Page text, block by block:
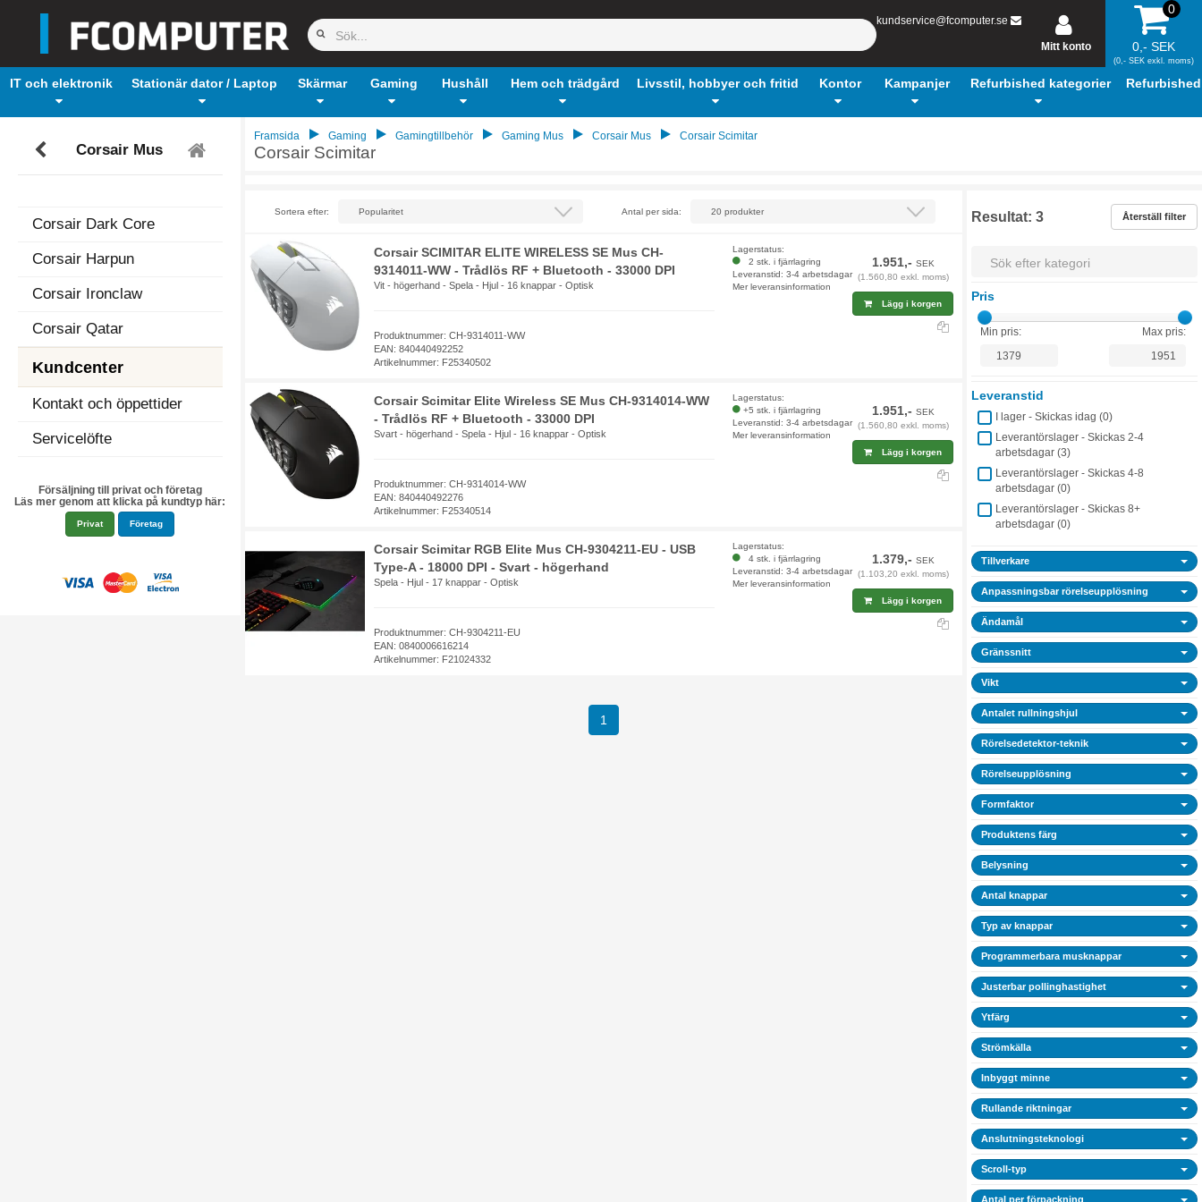
kundservice@fcomputer.se
Mitt konto
0
0,- SEK
(0,- SEK exkl. moms)
IT och elektronik Stationär dator / Laptop Skärmar Gaming Hushåll Hem och trädgård Livsstil, hobbyer och fritid Kontor Kampanjer Refurbished kategorier Refurbished
Corsair Mus
Corsair Dark Core
Corsair Harpun
Corsair Ironclaw
Corsair Qatar
Kundcenter
Kontakt och öppettider
Servicelöfte
Försäljning till privat och företag
Läs mer genom att klicka på kundtyp här:
Privat Företag
Framsida Gaming Gamingtillbehör Gaming Mus Corsair Mus Corsair Scimitar
Corsair Scimitar
Resultat:3 Återställ filter
Pris
Min pris: Max pris:
Leveranstid
I lager - Skickas idag (0)
Leverantörslager - Skickas 2-4
arbetsdagar (3)
Leverantörslager - Skickas 4-8
arbetsdagar (0)
Leverantörslager - Skickas 8+
arbetsdagar (0)
Tillverkare
Anpassningsbar rörelseupplösning
Ändamål
Gränssnitt
Vikt
Antalet rullningshjul
Rörelsedetektor-teknik
Rörelseupplösning
Formfaktor
Produktens färg
Belysning
Antal knappar
Typ av knappar
Programmerbara musknappar
Justerbar pollinghastighet
Ytfärg
Strömkälla
Inbyggt minne
Rullande riktningar
Anslutningsteknologi
Scroll-typ
Antal per förpackning
Sortera efter: Antal per sida:
Corsair SCIMITAR ELITE WIRELESS SE Mus CH-
9314011-WW - Trådlös RF + Bluetooth - 33000 DPI
Vit - högerhand - Spela - Hjul - 16 knappar - Optisk
Produktnummer: CH-9314011-WW
EAN: 840440492252
Artikelnummer: F25340502
Lagerstatus:
2 stk. i fjärrlagring
Leveranstid: 3-4 arbetsdagar
Mer leveransinformation
1.951,- SEK
(1.560,80 exkl. moms)
Lägg i korgen
Corsair Scimitar Elite Wireless SE Mus CH-9314014-WW
- Trådlös RF + Bluetooth - 33000 DPI
Svart - högerhand - Spela - Hjul - 16 knappar - Optisk
Produktnummer: CH-9314014-WW
EAN: 840440492276
Artikelnummer: F25340514
Lagerstatus:
+5 stk. i fjärrlagring
Leveranstid: 3-4 arbetsdagar
Mer leveransinformation
1.951,- SEK
(1.560,80 exkl. moms)
Lägg i korgen
Corsair Scimitar RGB Elite Mus CH-9304211-EU - USB
Type-A - 18000 DPI - Svart - högerhand
Spela - Hjul - 17 knappar - Optisk
Produktnummer: CH-9304211-EU
EAN: 0840006616214
Artikelnummer: F21024332
Lagerstatus:
4 stk. i fjärrlagring
Leveranstid: 3-4 arbetsdagar
Mer leveransinformation
1.379,- SEK
(1.103,20 exkl. moms)
Lägg i korgen
1